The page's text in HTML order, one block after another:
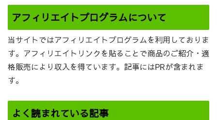
アフィリエイトプログラムについて
当サイトではアフィリエイトプログラムを利用しておりま
す。アフィリエイトリンクを貼ることで商品のご紹介・適
格販売により収入を得ています。記事にはPRが含まれま
す。
よく読まれている記事